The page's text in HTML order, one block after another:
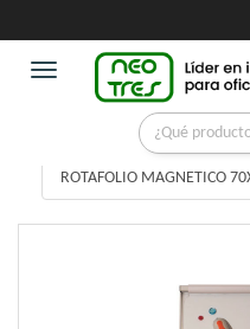
Toggle navigation
PIZARRAS Y
ROTAFOLIO MAGNETICO